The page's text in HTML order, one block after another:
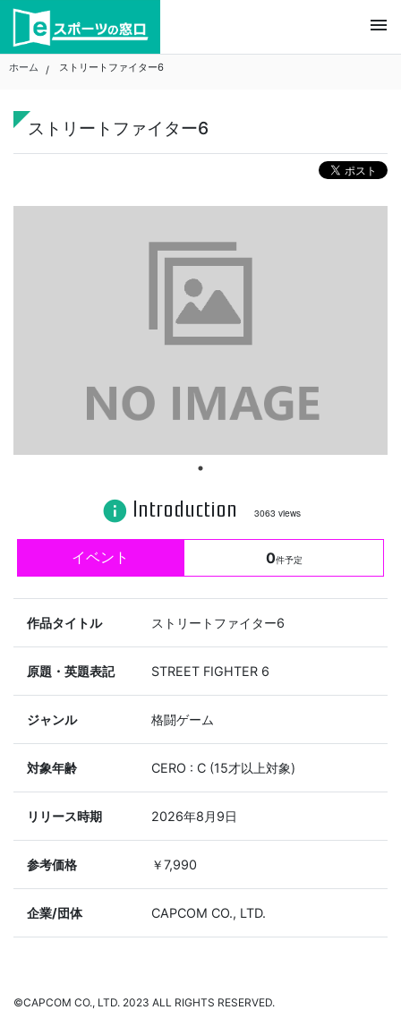
Skip
content
menu
ホーム ストリートファイター6
ストリートファイター6
info Introduction 3063 views
イベント 0件予定
作品タイトル ストリートファイター6
原題・英題表記 STREET FIGHTER 6
ジャンル 格闘ゲーム
対象年齢 CERO : C (15才以上対象)
リリース時期 2026年8月9日
参考価格 ￥7,990
企業/団体 CAPCOM CO., LTD.
©CAPCOM CO., LTD. 2023 ALL RIGHTS RESERVED.